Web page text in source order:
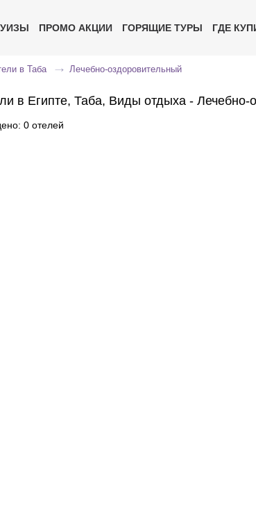
ПРОМО АКЦИИ ГОРЯЩИЕ ТУРЫ ГДЕ
в Таба Лечебно-оздоровительный
в Египте, Таба, Виды отдыха - Лечебно-
0 отелей